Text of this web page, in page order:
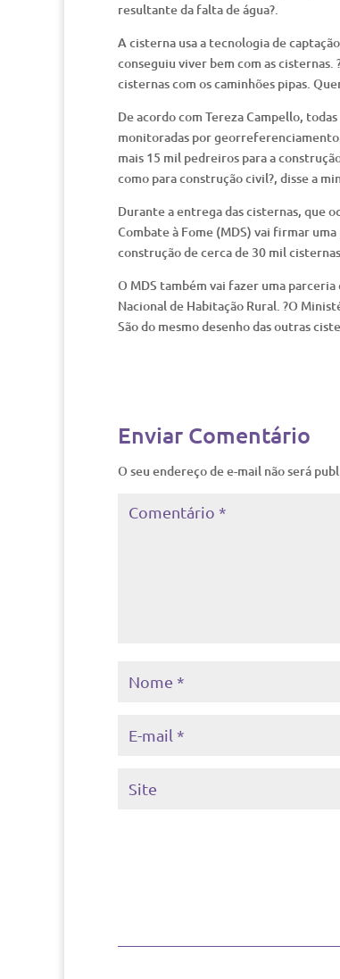
resultante da falta de água?.
A cisterna usa a tecnologia de
conseguiu viver bem com as cisternas.
cisternas com os caminhões pipas.
De acordo com Tereza Campello,
monitoradas por
mais 15 mil pedreiros para a
como para construção civil?, disse a
Durante a entrega das cisternas, que
Combate à Fome (MDS) vai firmar
construção de cerca de 30 mil
O MDS também vai fazer uma
Nacional de Habitação Rural. ?O
São do mesmo desenho das outras
Enviar Comentário
O seu endereço de e-mail não será